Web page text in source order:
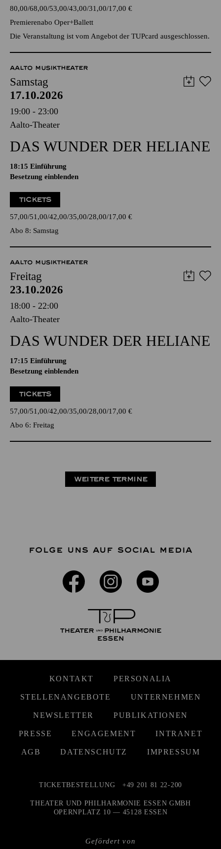
80,00 68,00 53,00 43,00 31,00 17,00 €
Premierenabo Oper+Ballett
Die Veranstaltung ist vom Angebot der TUPcard ausgeschlossen.
AALTO MUSIKTHEATER
Samstag
17.10.2026
19:00 - 23:00
Aalto-Theater
DAS WUNDER DER HELIANE
18:15 Einführung
Besetzung einblenden
TICKETS
57,00 51,00 42,00 35,00 28,00 17,00 €
Abo 8: Samstag
AALTO MUSIKTHEATER
Freitag
23.10.2026
18:00 - 22:00
Aalto-Theater
DAS WUNDER DER HELIANE
17:15 Einführung
Besetzung einblenden
TICKETS
57,00 51,00 42,00 35,00 28,00 17,00 €
Abo 6: Freitag
WEITERE TERMINE
FOLGE UNS AUF SOCIAL MEDIA
KONTAKT PERSONALIA
STELLENANGEBOTE UNTERNEHMEN
NEWSLETTER PUBLIKATIONEN
PRESSE ENGAGEMENT INTRANET
AGB DATENSCHUTZ IMPRESSUM
Gefördert von
TICKETBESTELLUNG +49 201 81 22-200
THEATER UND PHILHARMONIE ESSEN GMBH
OPERNPLATZ 10 — 45128 ESSEN